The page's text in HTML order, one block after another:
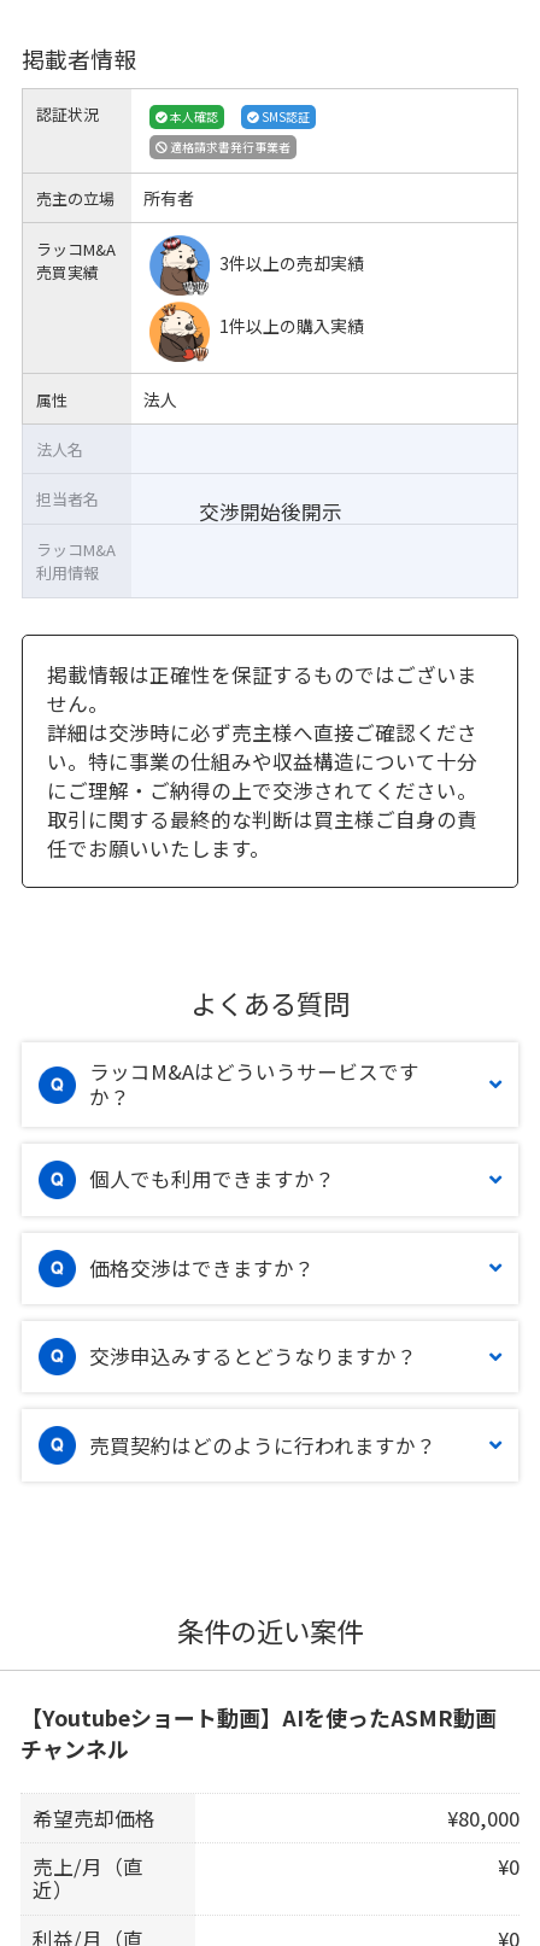
掲載者情報
認証状況 本人確認
SMS認証
適格請求書発行事業者
売主の立場 所有者
ラッコM&A
売買実績
3件以上の売却実績
1件以上の購入実績
属性 法人
交渉開始後開示
法人名
担当者名
ラッコM&A
利用情報
掲載情報は正確性を保証するものではございま
せん。
詳細は交渉時に必ず売主様へ直接ご確認くださ
い。特に事業の仕組みや収益構造について十分
にご理解・ご納得の上で交渉されてください。
取引に関する最終的な判断は買主様ご自身の責
任でお願いいたします。
よくある質問
ラッコM&Aはどういうサービスです
か？
個人でも利用できますか？
価格交渉はできますか？
交渉申込みするとどうなりますか？
売買契約はどのように行われますか？
条件の近い案件
【Youtubeショート動画】AIを使ったASMR動画
チャンネル
希望売却価格
¥80,000
売上/月（直
近）
¥0
利益/月（直 ¥0